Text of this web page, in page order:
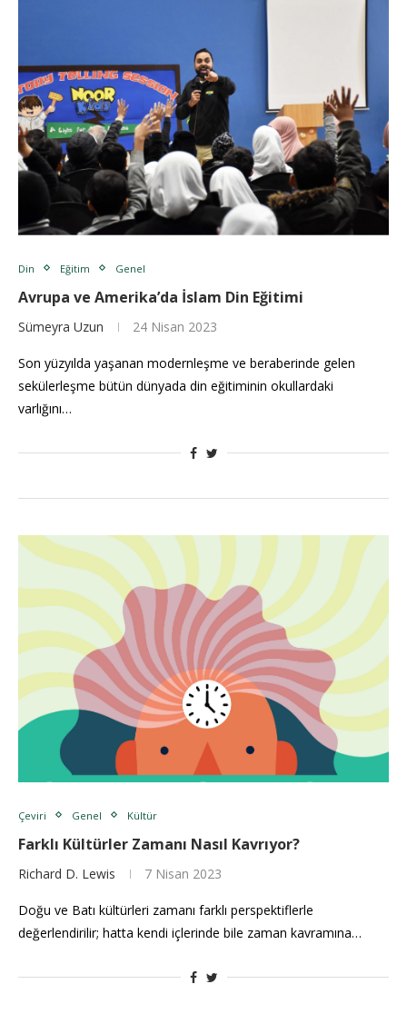
Din Eğitim Genel
Avrupa ve Amerika’da İslam Din Eğitimi
Sümeyra Uzun 24 Nisan 2023
Son yüzyılda yaşanan modernleşme ve beraberinde gelen
sekülerleşme bütün dünyada din eğitiminin okullardaki
varlığını…
Çeviri Genel Kültür
Farklı Kültürler Zamanı Nasıl Kavrıyor?
Richard D. Lewis 7 Nisan 2023
Doğu ve Batı kültürleri zamanı farklı perspektiflerle
değerlendirilir; hatta kendi içlerinde bile zaman kavramına…